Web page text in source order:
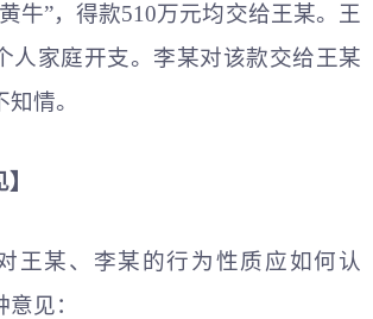
牛”，得款510万元均交给王某。王
人家庭开支。李某对该款交给王某
情。
】
王某、李某的行为性质应如何认
见：